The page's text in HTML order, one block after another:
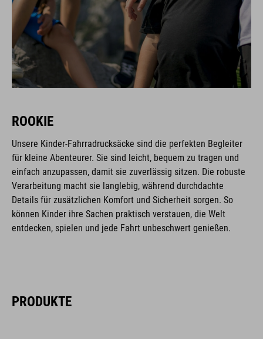
ROOKIE
Unsere Kinder-Fahrradrucksäcke sind die perfekten Begleiter
für kleine Abenteurer. Sie sind leicht, bequem zu tragen und
einfach anzupassen, damit sie zuverlässig sitzen. Die robuste
Verarbeitung macht sie langlebig, während durchdachte
Details für zusätzlichen Komfort und Sicherheit sorgen. So
können Kinder ihre Sachen praktisch verstauen, die Welt
entdecken, spielen und jede Fahrt unbeschwert genießen.
PRODUKTE